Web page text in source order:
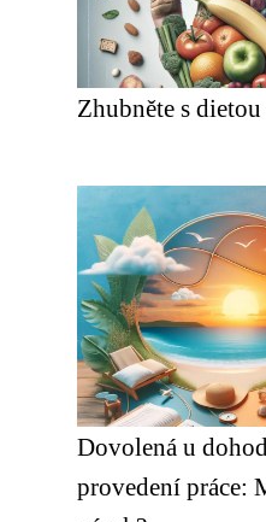
Zhubněte s
Dovolená u
provedení práce: